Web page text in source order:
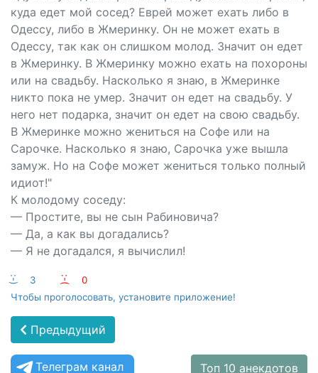
куда едет мой сосед? Еврей может ехать либо в
Одессу, либо в Жмеринку. Он не может ехать в
Одессу, так как он слишком молод. Значит он едет
в Жмеринку. В Жмеринку можно ехать на похороны
или на свадьбу. Насколько я знаю, в Жмеринке
никто пока не умер. Значит он едет на свадьбу. У
него нет подарка, значит он едет на свою свадьбу.
В Жмеринке можно жениться на Софе или на
Сарочке. Насколько я знаю, Сарочка уже вышла
замуж. Но на Софе может жениться только полный
идиот!"
К молодому соседу:
— Простите, вы не сын Рабиновича?
— Да, а как вы догадались?
— Я не догадался, я вычислил!
:-) 3 :-(
0
Чтобы проголосовать, установите приложение!
Предыдущий
Телеграм канал Топ 10 анекдотов